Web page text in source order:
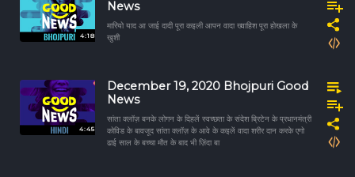
4:18
News
मारियो याद आ जाई दादी पूरा कइली आपन वादा ख्वाहिश पूरा होखला के
खुशी
4:45
December 19, 2020 Bhojpuri Good
News
सांता क्लॉज़ बनके लोगन के दिहलें स्वच्छता के संदेश ब्रिटेन के प्रधानमंत्री
कोविड के बावजूद सांता क्लॉज़ के आवे के कइलें वादा शरीर दान करके एगो
ढाई साल के बच्चा मौत के बाद भी ज़िंदा बा